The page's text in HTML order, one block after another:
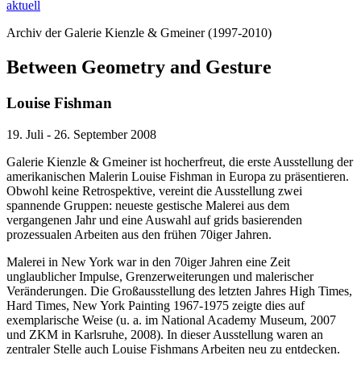
aktuell
Archiv der Galerie Kienzle & Gmeiner (1997-2010)
Between Geometry and Gesture
Louise Fishman
19. Juli - 26. September 2008
Galerie Kienzle & Gmeiner ist hocherfreut, die erste Ausstellung der
amerikanischen Malerin Louise Fishman in Europa zu präsentieren.
Obwohl keine Retrospektive, vereint die Ausstellung zwei
spannende Gruppen: neueste gestische Malerei aus dem
vergangenen Jahr und eine Auswahl auf grids basierenden
prozessualen Arbeiten aus den frühen 70iger Jahren.
Malerei in New York war in den 70iger Jahren eine Zeit
unglaublicher Impulse, Grenzerweiterungen und malerischer
Veränderungen. Die Großausstellung des letzten Jahres High Times,
Hard Times, New York Painting 1967-1975 zeigte dies auf
exemplarische Weise (u. a. im National Academy Museum, 2007
und ZKM in Karlsruhe, 2008). In dieser Ausstellung waren an
zentraler Stelle auch Louise Fishmans Arbeiten neu zu entdecken.